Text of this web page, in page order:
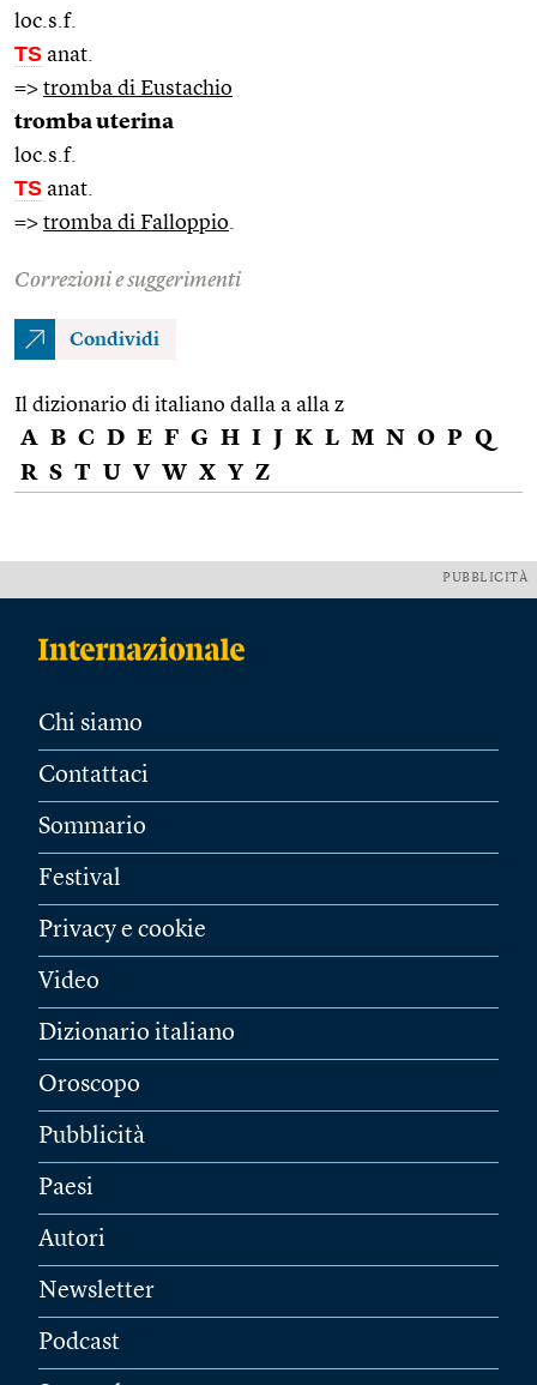
loc.s.f.
TS anat.
=> tromba di Eustachio
tromba uterina
loc.s.f.
TS anat.
=> tromba di Falloppio
Correzioni e suggerimenti
Condividi
Il dizionario di italiano dalla a alla z
A B C D E F G H I J K L M N O P Q
R S T U V W X Y Z
PUBBLICITÀ
Chi siamo
Contattaci
Sommario
Festival
Privacy e cookie
Video
Dizionario italiano
Oroscopo
Pubblicità
Paesi
Autori
Newsletter
Podcast